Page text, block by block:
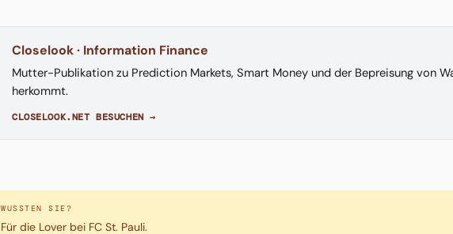
Closelook · Information Finance
Mutter-Publikation zu Prediction Markets, Smart Money und der Bepreisung von
herkommt.
CLOSELOOK.NET BESUCHEN →
WUSSTEN SIE?
Für die Lover bei FC St. Pauli.